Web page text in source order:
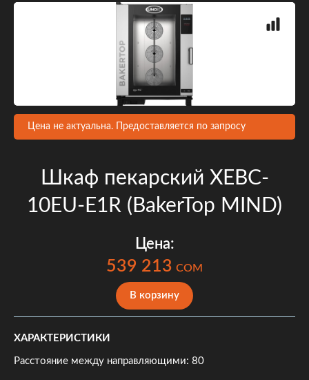
Цена не актуальна. Предоставляется по запросу
Шкаф пекарский XEBC-
10EU-E1R (BakerTop MIND)
Цена:
539 213 COM
В корзину
ХАРАКТЕРИСТИКИ
Расстояние между направляющими: 80